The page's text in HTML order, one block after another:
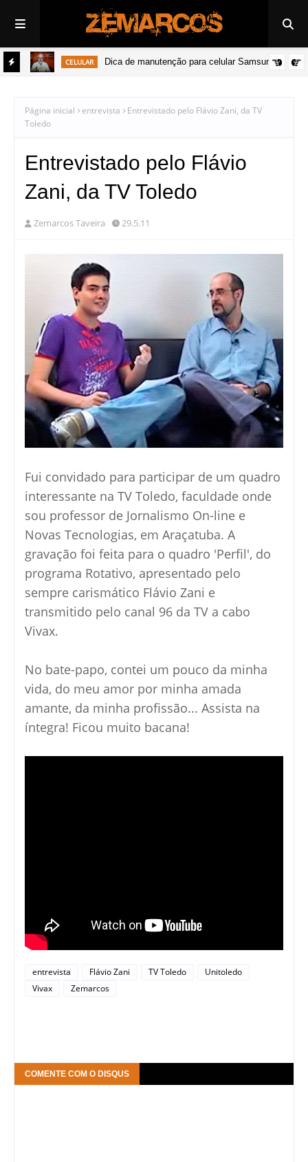
CELULAR
Dica de manutenção para celular Samsung
Página inicial entrevista
Entrevistado pelo Flávio Zani, da TV
Toledo
Entrevistado pelo Flávio
Zani, da TV Toledo
Zemarcos Taveira 29.5.11
Fui convidado para participar de um quadro
interessante na TV Toledo, faculdade onde
sou professor de Jornalismo On-line e
Novas Tecnologias, em Araçatuba. A
gravação foi feita para o quadro 'Perfil', do
programa Rotativo, apresentado pelo
sempre carismático Flávio Zani e
transmitido pelo canal 96 da TV a cabo
Vivax.
No bate-papo, contei um pouco da minha
vida, do meu amor por minha amada
amante, da minha profissão... Assista na
íntegra! Ficou muito bacana!
entrevista Flávio Zani TV Toledo
Unitoledo
Vivax
Zemarcos
COMENTE COM O DISQUS